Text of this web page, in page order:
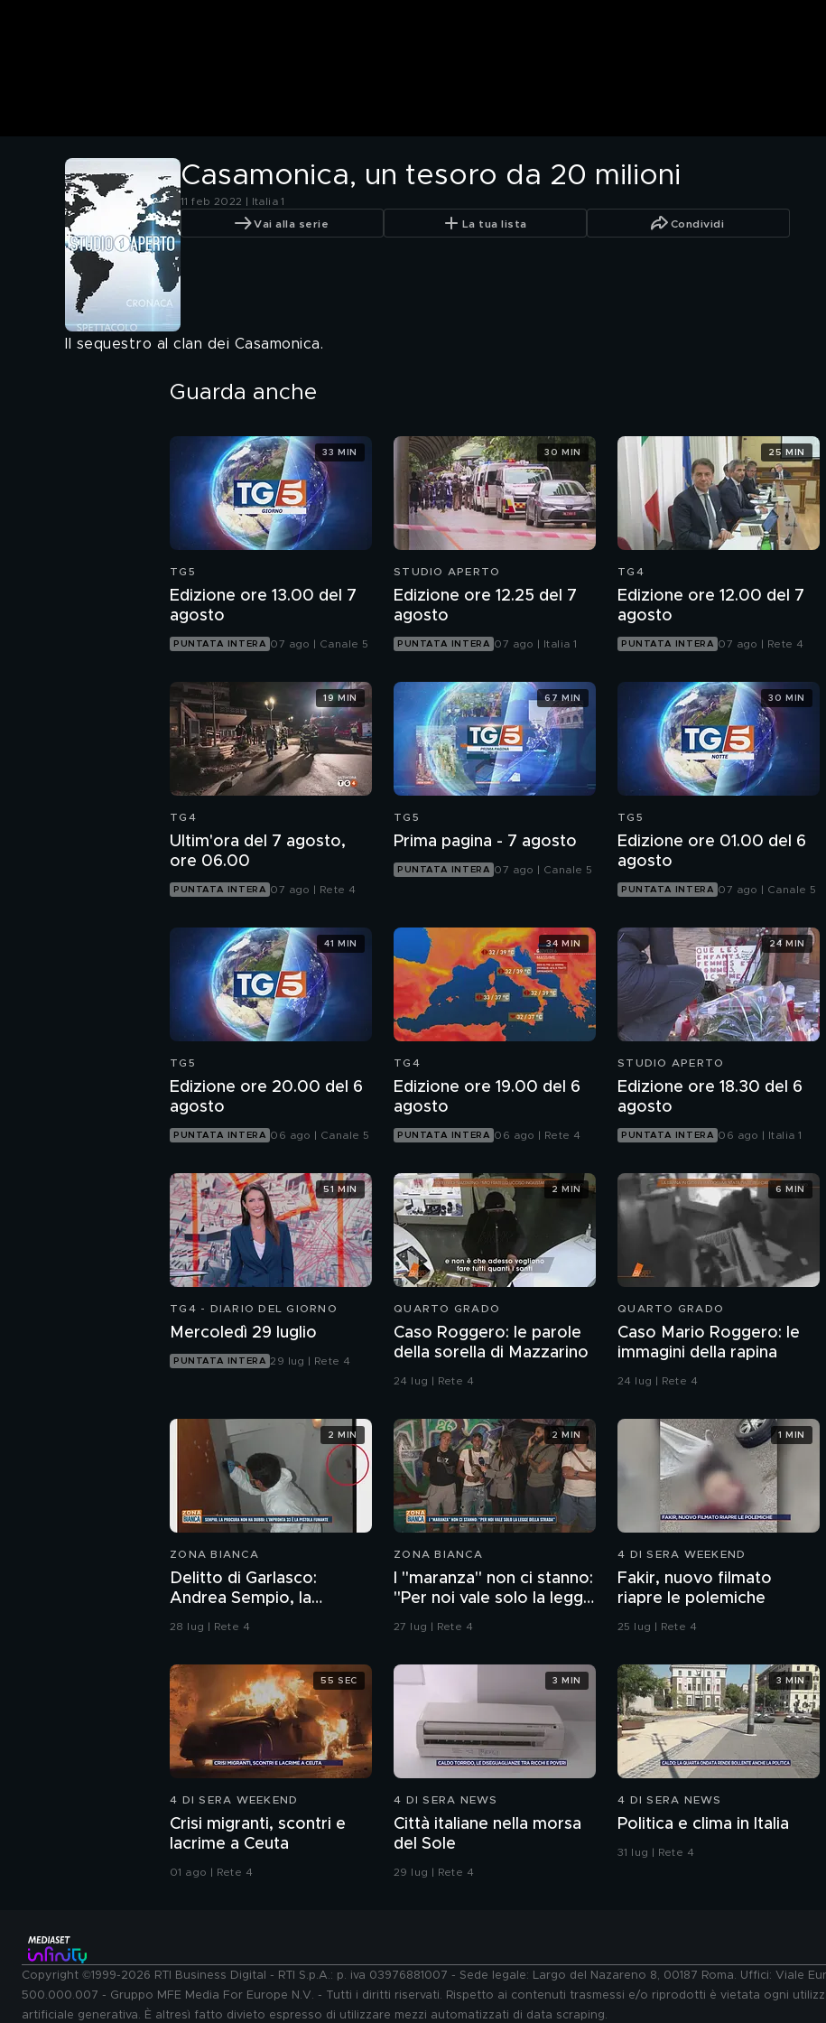
Casamonica, un tesoro da 20 milioni
11 feb 2022 | Italia 1
Vai alla serie La tua lista Condividi
Il sequestro al clan dei Casamonica.
Guarda anche
TG5
Edizione ore 13.00 del 7
agosto
PUNTATA INTERA 07 ago | Canale 5
33 MIN
STUDIO APERTO
Edizione ore 12.25 del 7
agosto
PUNTATA INTERA 07 ago | Italia 1
30 MIN
TG4
Edizione ore 12.00 del 7
agosto
PUNTATA INTERA 07 ago | Rete 4
25 MIN
TG4
Ultim'ora del 7 agosto,
ore 06.00
PUNTATA INTERA 07 ago | Rete 4
19 MIN
TG5
Prima pagina - 7 agosto
PUNTATA INTERA 07 ago | Canale 5
67 MIN
TG5
Edizione ore 01.00 del 6
agosto
PUNTATA INTERA 07 ago | Canale 5
30 MIN
TG5
Edizione ore 20.00 del 6
agosto
PUNTATA INTERA 06 ago | Canale 5
41 MIN
TG4
Edizione ore 19.00 del 6
agosto
PUNTATA INTERA 06 ago | Rete 4
34 MIN
STUDIO APERTO
Edizione ore 18.30 del 6
agosto
PUNTATA INTERA 06 ago | Italia 1
24 MIN
TG4 - DIARIO DEL GIORNO
Mercoledì 29 luglio
PUNTATA INTERA 29 lug | Rete 4
51 MIN
QUARTO GRADO
Caso Roggero: le parole
della sorella di Mazzarino
24 lug | Rete 4
2 MIN
QUARTO GRADO
Caso Mario Roggero: le
immagini della rapina
24 lug | Rete 4
6 MIN
ZONA BIANCA
Delitto di Garlasco:
Andrea Sempio, la
Procura di Pavia non ha
28 lug | Rete 4
2 MIN
ZONA BIANCA
I "maranza" non ci stanno:
"Per noi vale solo la legge
della strada"
27 lug | Rete 4
2 MIN
4 DI SERA WEEKEND
Fakir, nuovo filmato
riapre le polemiche
25 lug | Rete 4
1 MIN
4 DI SERA WEEKEND
Crisi migranti, scontri e
lacrime a Ceuta
01 ago | Rete 4
55 SEC
4 DI SERA NEWS
Città italiane nella morsa
del Sole
29 lug | Rete 4
3 MIN
4 DI SERA NEWS
Politica e clima in Italia
31 lug | Rete 4
3 MIN
Copyright ©1999-2026 RTI Business Digital - RTI S.p.A.: p. iva 03976881007 - Sede legale: Largo del Nazareno 8, 00187 Roma. Uffici: Viale
500.000.007 - Gruppo MFE Media For Europe N.V. - Tutti i diritti riservati. Rispetto ai contenuti trasmessi e/o riprodotti è vietata ogni
artificiale generativa. È altresì fatto divieto espresso di utilizzare mezzi automatizzati di data scraping.